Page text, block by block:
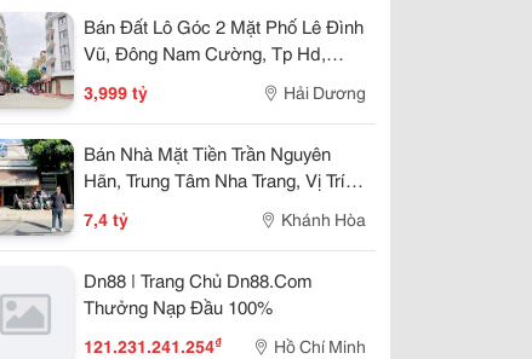
Bán Đất Lô Góc 2 Mặt Phố Lê Đình
Vũ, Đông Nam Cường, Tp Hd,
57.25M2, Đường 13.5M, 3.X Tỷ
3,999 tỷ Hải Dương
Bán Nhà Mặt Tiền Trần Nguyên
Hãn, Trung Tâm Nha Trang, Vị Trí
Kinh Doanh Đẹp, Giá 7,4 Tỷ
7,4 tỷ Khánh Hòa
Dn88 | Trang Chủ Dn88.Com
Thưởng Nạp Đầu 100%
121.231.241.254₫ Hồ Chí Minh